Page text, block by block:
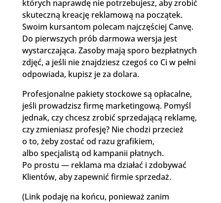
których naprawdę nie potrzebujesz, aby zrobić
skuteczną kreację reklamową na początek.
Swoim kursantom polecam najczęściej Canvę.
Do pierwszych prób darmowa wersja jest
wystarczająca. Zasoby mają sporo bezpłatnych
zdjęć, a jeśli nie znajdziesz czegoś co Ci w pełni
odpowiada, kupisz je za dolara.
Profesjonalne pakiety stockowe są opłacalne,
jeśli prowadzisz firmę marketingową. Pomyśl
jednak, czy chcesz zrobić sprzedającą reklamę,
czy zmieniasz profesję? Nie chodzi przecież
o to, żeby zostać od razu grafikiem,
albo specjalistą od kampanii płatnych.
Po prostu — reklama ma działać i zdobywać
Klientów, aby zapewnić firmie sprzedaż.
(Link podaję na końcu, ponieważ zanim